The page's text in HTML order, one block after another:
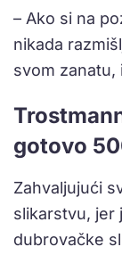
– Ako si na
nikada
svom zanatu,
gotovo
Zahvaljujući
slikarstvu, jer
dubrovačke